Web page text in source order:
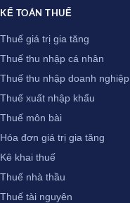
KẾ TOÁN THUẾ
Thuế giá trị gia tăng
Thuế thu nhập cá nhân
Thuế thu nhập doanh nghiệp
Thuế xuất nhập khẩu
Thuế môn bài
Hóa đơn giá trị gia tăng
Kê khai thuế
Thuế nhà thầu
Thuế tài nguyên